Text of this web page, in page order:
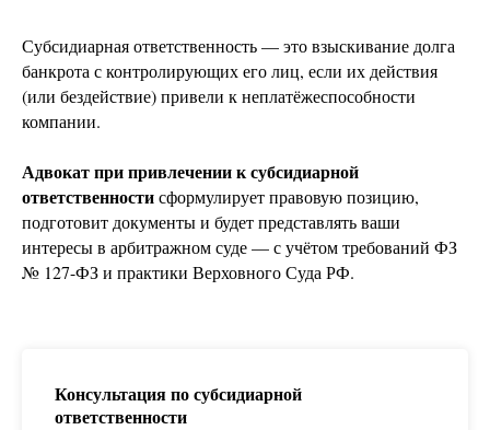
Субсидиарная ответственность — это взыскивание долга
банкрота с контролирующих его лиц, если их действия
(или бездействие) привели к неплатёжеспособности
компании.
Адвокат при привлечении к субсидиарной
ответственностисформулирует правовую позицию,
подготовит документы и будет представлять ваши
интересы в арбитражном суде — с учётом требований ФЗ
№ 127-ФЗ и практики Верховного Суда РФ.
Консультация по субсидиарной
ответственности